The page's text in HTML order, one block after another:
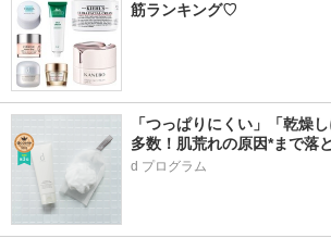
筋ランキング♡
「つっぱりにくい」「乾燥
多数！肌荒れの原因*まで落
d プログラム